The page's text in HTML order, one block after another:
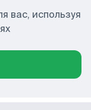
вас, используя